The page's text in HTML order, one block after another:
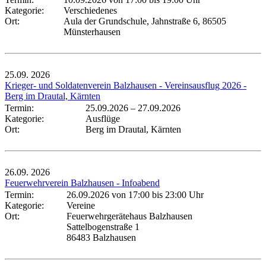
Kategorie:
Verschiedenes
Ort:
Aula der Grundschule, Jahnstraße 6, 86505
Münsterhausen
25.09. 2026
Krieger- und Soldatenverein Balzhausen - Vereinsausflug 2026 -
Berg im Drautal, Kärnten
Termin:
25.09.2026 – 27.09.2026
Kategorie:
Ausflüge
Ort:
Berg im Drautal, Kärnten
26.09. 2026
Feuerwehrverein Balzhausen - Infoabend
Termin:
26.09.2026 von 17:00 bis 23:00 Uhr
Kategorie:
Vereine
Ort:
Feuerwehrgerätehaus Balzhausen
Sattelbogenstraße 1
86483 Balzhausen